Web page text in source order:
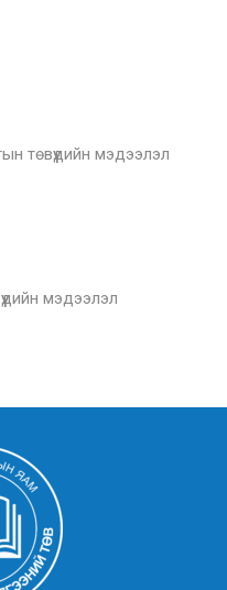
төвүүдийн мэдээлэл
мэдээлэл